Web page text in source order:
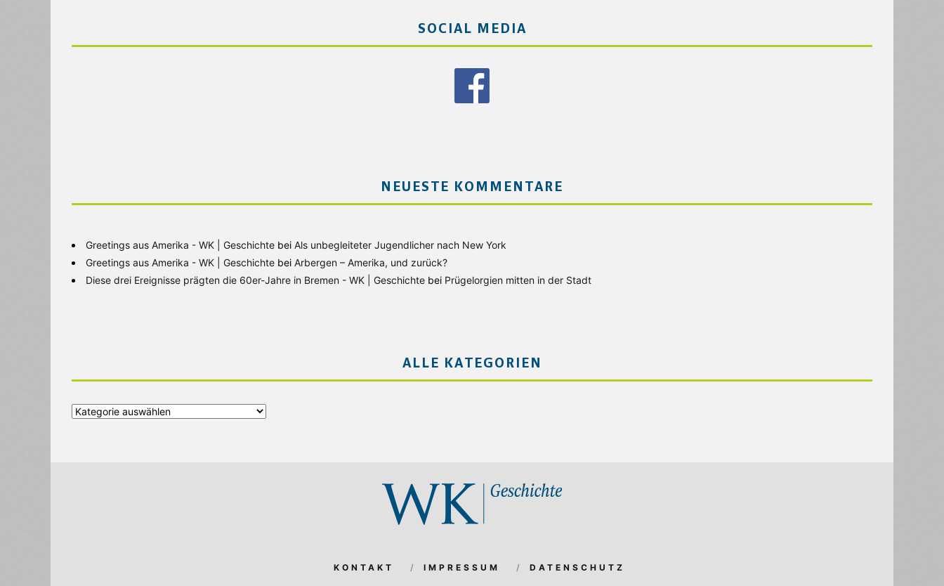
SOCIAL MEDIA
NEUESTE KOMMENTARE
Greetings aus Amerika - WK | Geschichte bei Als unbegleiteter Jugendlicher nach New York
Greetings aus Amerika - WK | Geschichte bei Arbergen – Amerika, und zurück?
Diese drei Ereignisse prägten die 60er-Jahre in Bremen - WK | Geschichte bei Prügelorgien mitten in der Stadt
ALLE KATEGORIEN
Alle
KONTAKT IMPRESSUM DATENSCHUTZ